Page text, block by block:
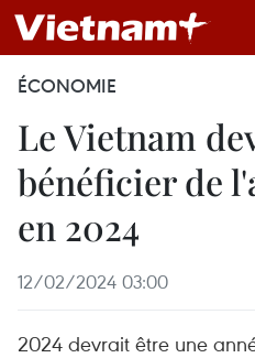
ÉCONOMIE
Le Vietnam
bénéficier de
en 2024
12/02/2024 03:00
2024 devrait être une